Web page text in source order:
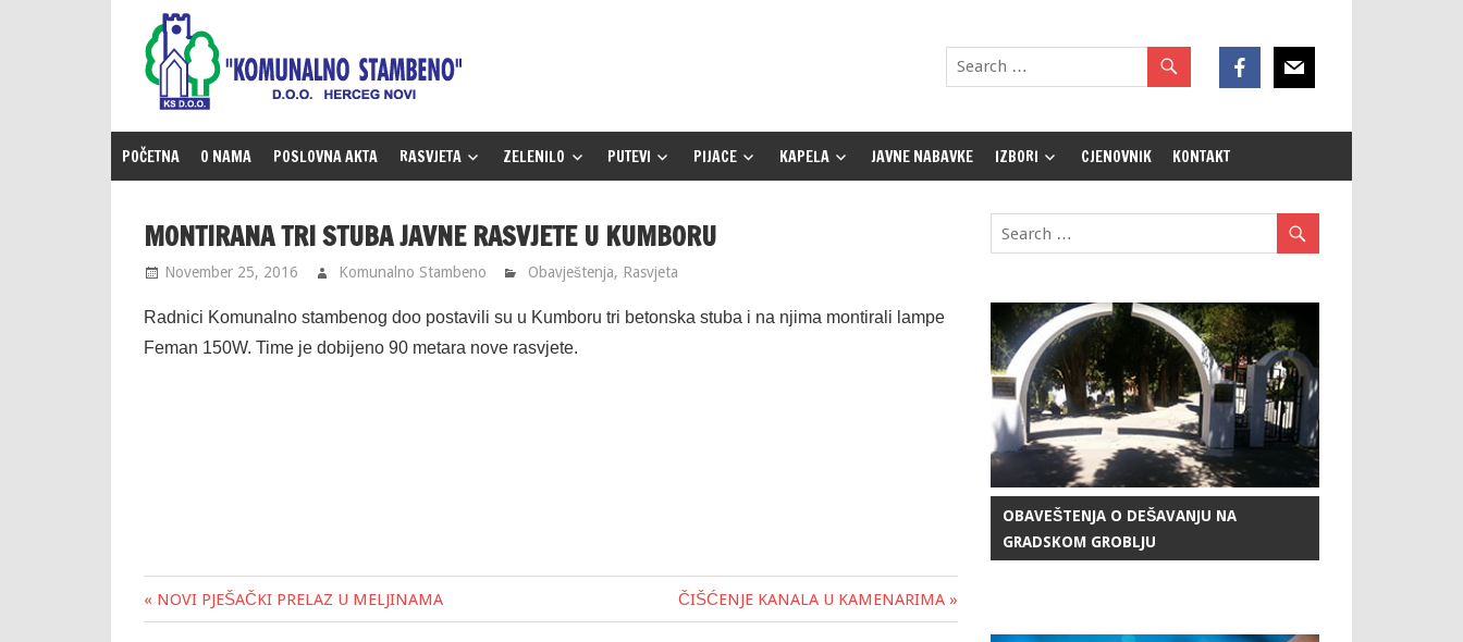
content
POČETNA O NAMA POSLOVNA AKTA RASVJETA ZELENILO PUTEVI PIJACE KAPELA JAVNE NABAVKE IZBORI CJENOVNIK KONTAKT
MONTIRANA TRI STUBA JAVNE RASVJETE U KUMBORU
November 25, 2016 Komunalno Stambeno Obavještenja, Rasvjeta
Radnici Komunalno stambenog doo postavili su u Kumboru tri betonska stuba i na njima montirali lampe
Feman 150W. Time je dobijeno 90 metara nove rasvjete.
Post
« NOVI PJEŠAČKI PRELAZ U MELJINAMA ČIŠĆENJE KANALA U KAMENARIMA »
OBAVEŠTENJA O DEŠAVANJU NA
GRADSKOM GROBLJU